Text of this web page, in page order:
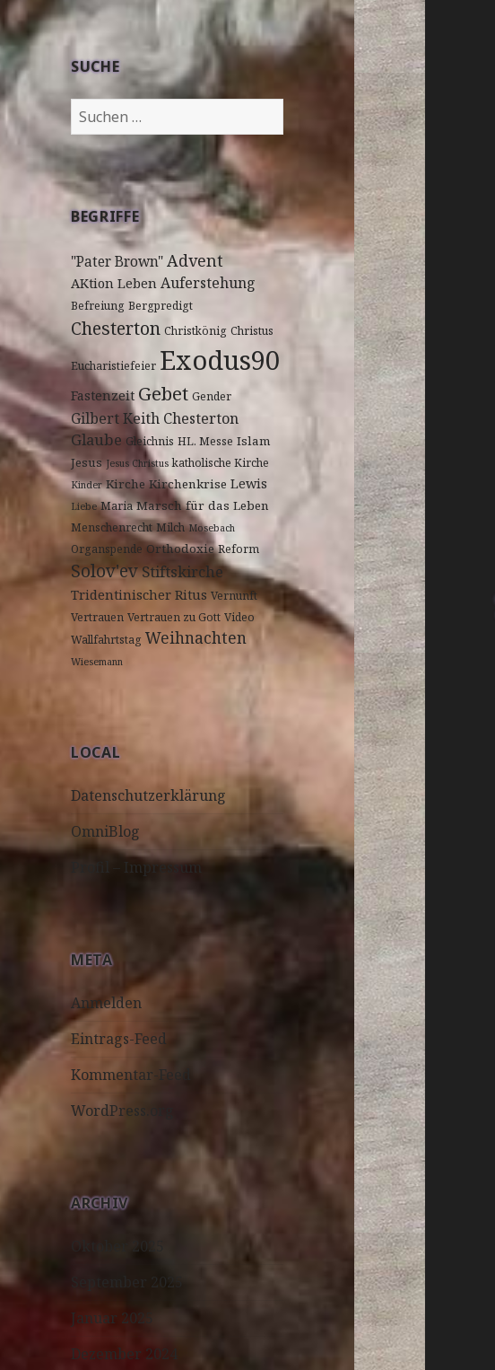
SUCHE
Suchen
nach:
BEGRIFFE
"Pater Brown"Advent
AKtion Leben Auferstehung
Befreiung Bergpredigt
Chesterton Christkönig Christus
Eucharistiefeier Exodus90
Fastenzeit Gebet Gender
Gilbert Keith Chesterton
Glaube Gleichnis HL. Messe Islam
Jesus Jesus Christus katholische Kirche
Kinder Kirche Kirchenkrise Lewis
Liebe Maria Marsch für das Leben
Menschenrecht Milch Mosebach
Organspende Orthodoxie Reform
Solov'evStiftskirche
Tridentinischer Ritus Vernunft
Vertrauen Vertrauen zu Gott Video
Wallfahrtstag Weihnachten
Wiesemann
LOCAL
Datenschutzerklärung
OmniBlog
Profil – Impressum
META
Anmelden
Eintrags-Feed
Kommentar-Feed
WordPress.org
ARCHIV
Oktober 2025
September 2025
Januar 2025
Dezember 2024